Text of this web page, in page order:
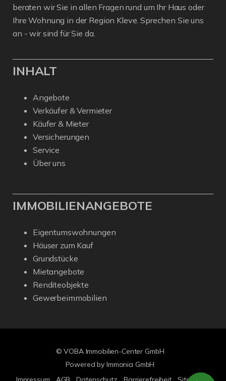
beraten wir Sie in allen Fragen rund um Ihr Haus oder
Ihre Wohnung in der Region Kleve. Sprechen Sie uns
an - wir sind für Sie da.
INHALT
Angebote
Verkäufer & Vermieter
Käufer & Mieter
Versicherungen
Service
Über uns
IMMOBILIENANGEBOTE
Eigentumswohnungen
Häuser zum Kauf
Grundstücke
Mietangebote
Renditeobjekte
Gewerbeimmobilien
© VOBA Immobilien-Center GmbH
Powered by Immonia GmbH